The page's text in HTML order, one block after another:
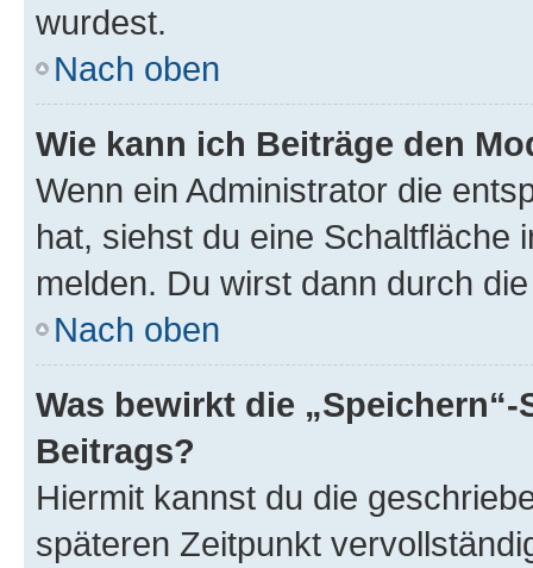
wurdest.
Nach oben
Wie kann ich Beiträge den
Wenn ein Administrator die
hat, siehst du eine Schaltfläche
melden. Du wirst dann durch
Nach oben
Was bewirkt die
Beitrags?
Hiermit kannst du die
späteren Zeitpunkt